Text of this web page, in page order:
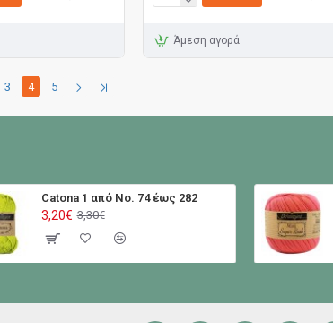
Άμεση αγορά
3 4 5
Catona 1 από No. 74 έως 282
3,20€ 3,30€